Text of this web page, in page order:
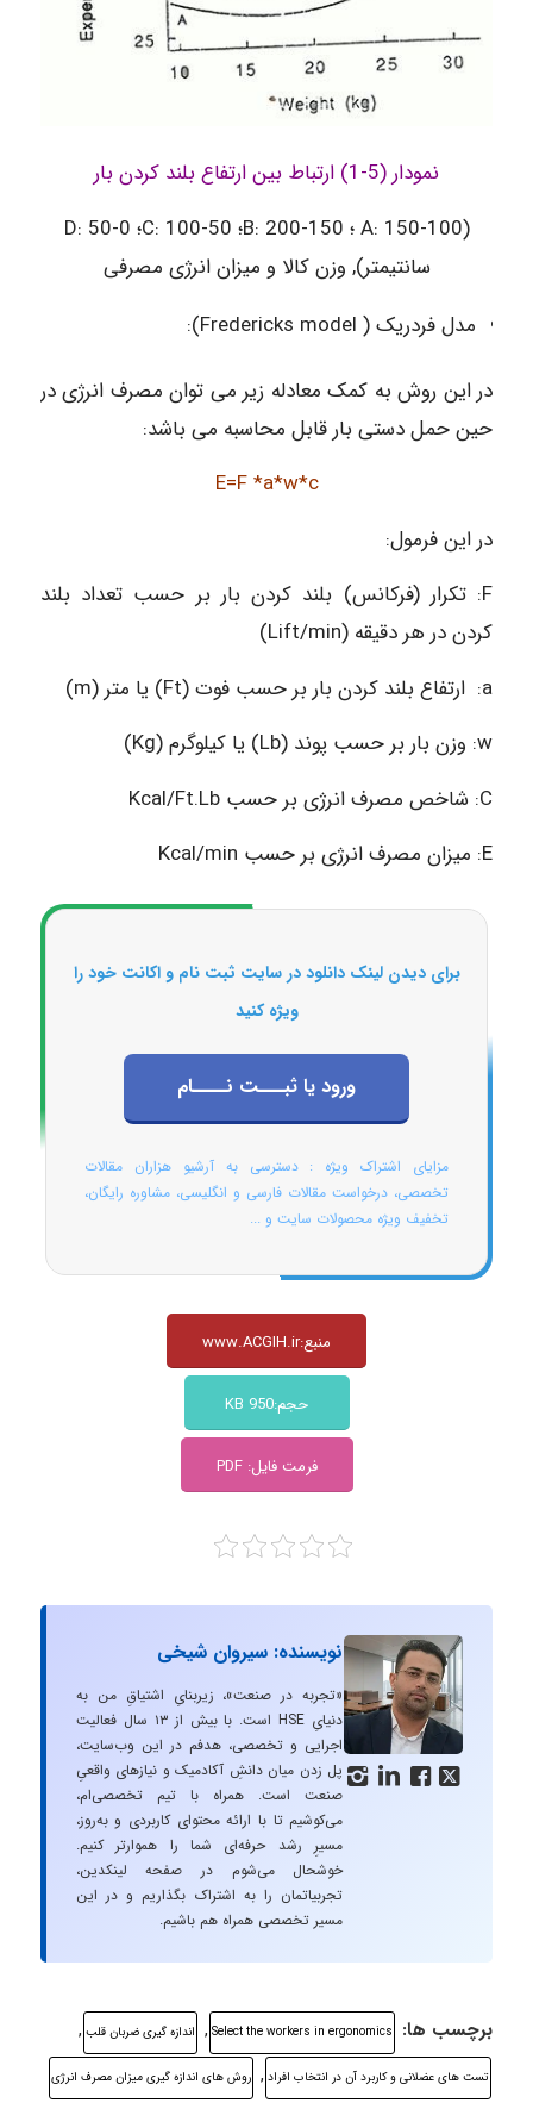
نمودار (5-1) ارتباط بین ارتفاع بلند کردن بار
(A: 150-100 ؛ B: 200-150؛ C: 100-50؛ D: 50-0
سانتیمتر), وزن کالا و میزان انرژی مصرفی
مدل فردریک ( Fredericks model):
در این روش به کمک معادله زیر می توان مصرف انرژی در
حین حمل دستی بار قابل محاسبه می باشد:
E=F *a*w*c
در این فرمول:
F: تکرار (فرکانس) بلند کردن بار بر حسب تعداد بلند
کردن در هر دقیقه (Lift/min)
a: ارتفاع بلند کردن بار بر حسب فوت (Ft) یا متر (m)
w: وزن بار بر حسب پوند (Lb) یا کیلوگرم (Kg)
C: شاخص مصرف انرژی بر حسب Kcal/Ft.Lb
E: میزان مصرف انرژی بر حسب Kcal/min
برای دیدن لینک دانلود در سایت ثبت نام و اکانت خود را
ویژه کنید
ورود یا ثبـــت نــــام
مزایای اشتراک ویژه : دسترسی به آرشیو هزاران مقالات
تخصصی، درخواست مقالات فارسی و انگلیسی، مشاوره رایگان،
تخفیف ویژه محصولات سایت و ...
منبع:www.ACGIH.ir
حجم:950 KB
فرمت فایل: PDF
   
نویسنده: سیروان شیخی
«تجربه در صنعت»، زیربنایِ اشتیاقِ من به
دنیایِ HSE است. با بیش از ۱۳ سال فعالیت
اجرایی و تخصصی، هدفم در این وب‌سایت،
پل زدن میان دانشِ آکادمیک و نیازهای واقعیِ
صنعت است. همراه با تیم تخصصی‌ام،
می‌کوشیم تا با ارائه محتوای کاربردی و به‌روز،
مسیرِ رشد حرفه‌ای شما را هموارتر کنیم.
خوشحال می‌شوم در صفحه لینکدین،
تجربیاتمان را به اشتراک بگذاریم و در این
مسیر تخصصی همراه هم باشیم.
برچسب ها: Select the workers in ergonomics
, اندازه گیری ضربان قلب ,
تست های عضلانی و کاربرد آن در انتخاب افراد , روش های اندازه گیری میزان مصرف انرژی